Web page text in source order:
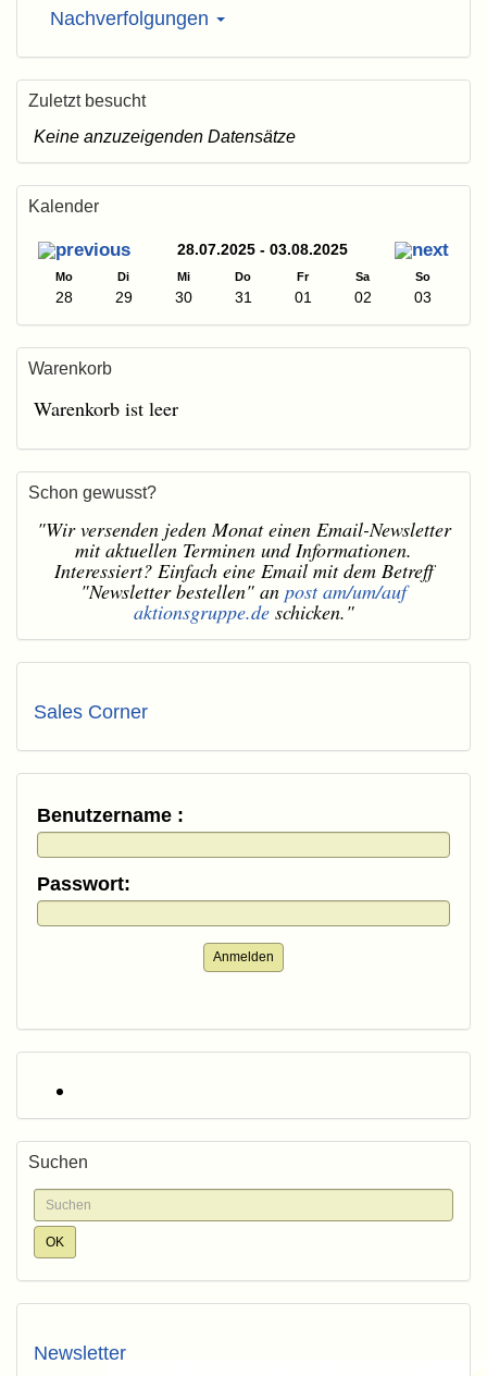
Nachverfolgungen
Zuletzt besucht
Keine anzuzeigenden Datensätze
Kalender
28.07.2025 - 03.08.2025
Mo Di Mi Do Fr Sa So
28 29 30 31 01 02 03
Warenkorb
Warenkorb ist leer
Schon gewusst?
"Wir versenden jeden Monat einen Email-Newsletter
mit aktuellen Terminen und Informationen.
Interessiert? Einfach eine Email mit dem Betreff
"Newsletter bestellen" an post am/um/auf
aktionsgruppe.deschicken."
Sales Corner
Benutzername :
Passwort:
Anmelden
Suchen
Newsletter